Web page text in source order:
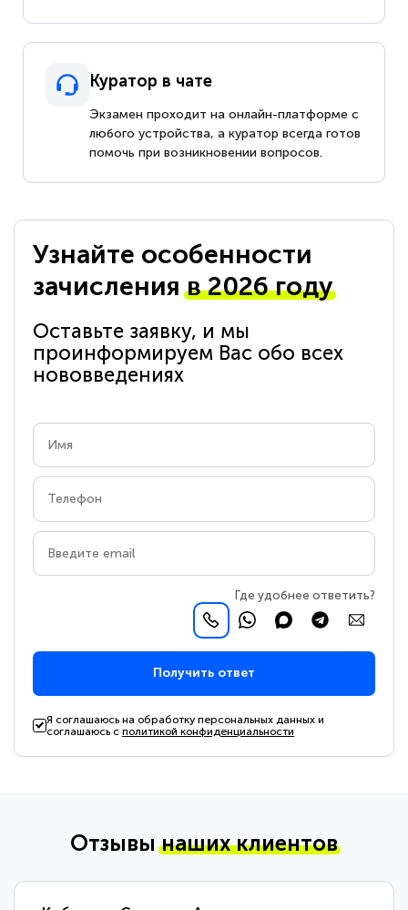
Куратор в чате
Экзамен проходит на онлайн-платформе с
любого устройства, а куратор всегда готов
помочь при возникновении вопросов.
Узнайте особенности
зачисленияв 2026 году
Оставьте заявку, и мы
проинформируем Вас обо всех
нововведениях
Где удобнее ответить?
Получить ответ
Я соглашаюсь на обработку персональных данных и
соглашаюсь сполитикой конфиденциальности
Отзывынаших клиентов